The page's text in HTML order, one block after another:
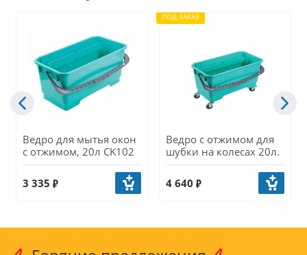
Ведро для мытья окон
с отжимом, 20л CK102
3 335
ПОД ЗАКАЗ
Ведро с отжимом для
шубки на колесах 20л.
4 640